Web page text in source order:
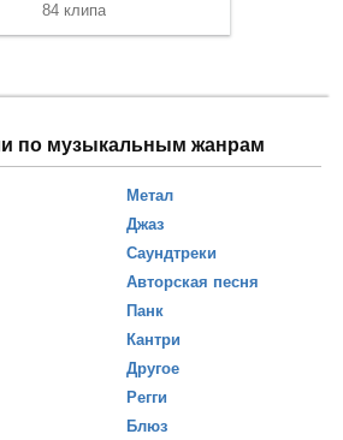
84 клипа
по музыкальным жанрам
Метал
Джаз
Саундтреки
Авторская песня
Панк
Кантри
Другое
Регги
Блюз